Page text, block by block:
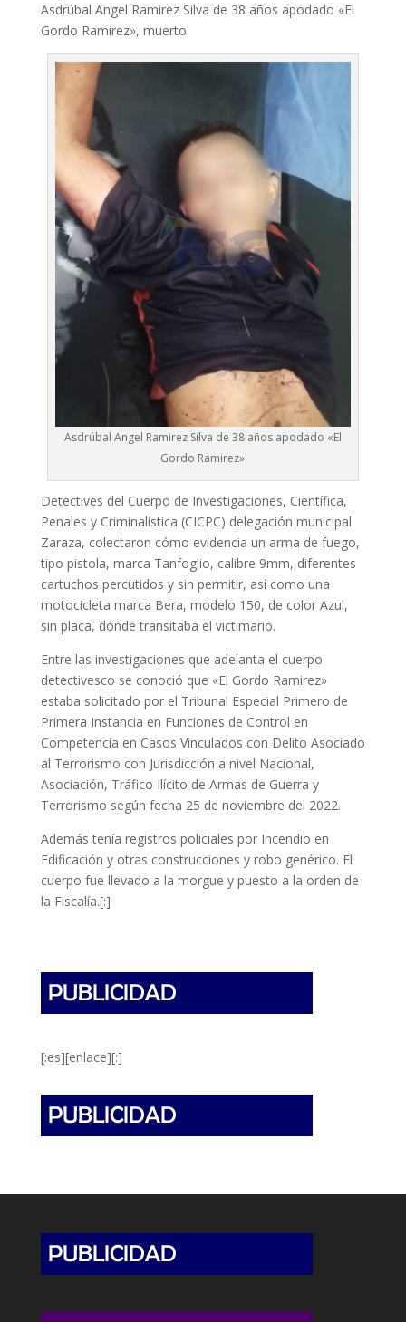
Asdrúbal Angel Ramirez Silva de 38 años apodado «El
Gordo Ramirez», muerto.
Asdrúbal Angel Ramirez Silva de 38 años apodado «El
Gordo Ramirez»
Detectives del Cuerpo de Investigaciones, Científica,
Penales y Criminalística (CICPC) delegación municipal
Zaraza, colectaron cómo evidencia un arma de fuego,
tipo pistola, marca Tanfoglio, calibre 9mm, diferentes
cartuchos percutidos y sin permitir, así como una
motocicleta marca Bera, modelo 150, de color Azul,
sin placa, dónde transitaba el victimario.
Entre las investigaciones que adelanta el cuerpo
detectivesco se conoció que «El Gordo Ramirez»
estaba solicitado por el Tribunal Especial Primero de
Primera Instancia en Funciones de Control en
Competencia en Casos Vinculados con Delito Asociado
al Terrorismo con Jurisdicción a nivel Nacional,
Asociación, Tráfico Ilícito de Armas de Guerra y
Terrorismo según fecha 25 de noviembre del 2022.
Además tenía registros policiales por Incendio en
Edificación y otras construcciones y robo genérico. El
cuerpo fue llevado a la morgue y puesto a la orden de
la Fiscalía.[:]
[:es][enlace][:]